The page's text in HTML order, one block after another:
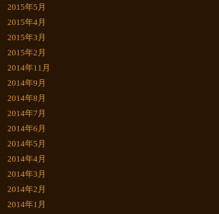
2015年5月
2015年4月
2015年3月
2015年2月
2014年11月
2014年9月
2014年8月
2014年7月
2014年6月
2014年5月
2014年4月
2014年3月
2014年2月
2014年1月